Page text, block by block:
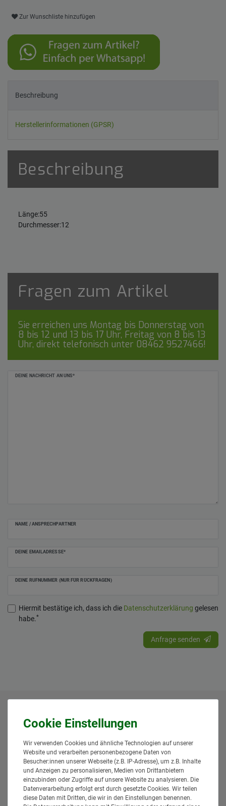
Zur Wunschliste hinzufügen
Beschreibung
Herstellerinformationen (GPSR)
Beschreibung
Länge:55
Durchmesser:12
Fragen zum Artikel
Sie erreichen uns Montag bis Donnerstag von
8 bis 12 und 13 bis 17 Uhr, Freitag von 8 bis 13
Uhr, direkt telefonisch unter 08462 9527466!
DEINE NACHRICHT AN UNS*
NAME / ANSPRECHPARTNER
DEINE EMAILADRESSE*
DEINE RUFNUMMER (NUR FÜR RÜCKFRAGEN)
Hiermit bestätige ich, dass ich die Daten­schutz­erklärung gelesen
habe.*
Ceres::Template.mailFormHoneypotLabel
Anfrage senden
zuzüglichVersandkosten. Der Versand erfolgt bei vielen
(z.B. PayPal) bereits am gleichen Werktag. Die angegebenen
Lieferzeiten gelten für Lieferungen innerhalb Deutschlands.
Die angezeigten Versandkosten beziehen sich auf den
Versand innerhalb Deutschlands, soweit kein anders
Lieferland ausgewählt wurde. Versandkosten und
Lieferzeiten für andere Länder entnehmen Sie bitte
Wir verwenden Cookies und ähnliche Technologien auf unserer
Website und verarbeiten personenbezogene Daten von
Besucher:innen unserer Webseite (z.B. IP-Adresse), um z.B. Inhalte
und Anzeigen zu personalisieren, Medien von Drittanbietern
einzubinden oder Zugriffe auf unsere Website zu analysieren. Die
Datenverarbeitung erfolgt erst durch gesetzte Cookies. Wir teilen
diese Daten mit Dritten, die wir in den Einstellungen benennen.